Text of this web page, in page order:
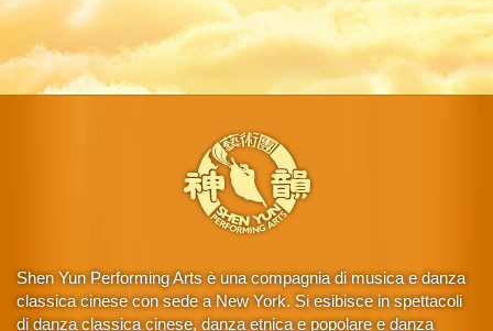
Shen Yun Performing Arts è una compagnia di musica e danza
classica cinese con sede a New York. Si esibisce in spettacoli
di danza classica cinese, danza etnica e popolare e danza